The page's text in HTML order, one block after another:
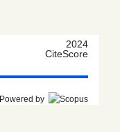
2024
CiteScore
Powered by